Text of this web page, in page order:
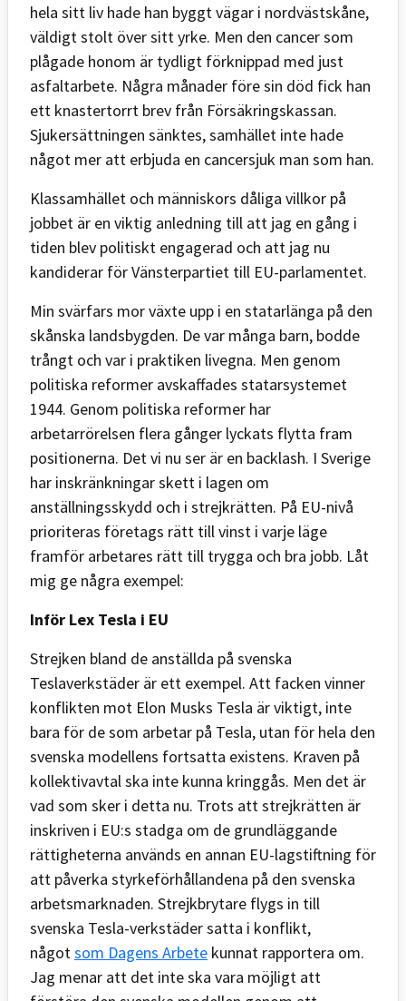
hela sitt liv hade han byggt vägar i nordvästskåne,
väldigt stolt över sitt yrke. Men den cancer som
plågade honom är tydligt förknippad med just
asfaltarbete. Några månader före sin död fick han
ett knastertorrt brev från Försäkringskassan.
Sjukersättningen sänktes, samhället inte hade
något mer att erbjuda en cancersjuk man som han.
Klassamhället och människors dåliga villkor på
jobbet är en viktig anledning till att jag en gång i
tiden blev politiskt engagerad och att jag nu
kandiderar för Vänsterpartiet till EU-parlamentet.
Min svärfars mor växte upp i en statarlänga på den
skånska landsbygden. De var många barn, bodde
trångt och var i praktiken livegna. Men genom
politiska reformer avskaffades statarsystemet
1944. Genom politiska reformer har
arbetarrörelsen flera gånger lyckats flytta fram
positionerna. Det vi nu ser är en backlash. I Sverige
har inskränkningar skett i lagen om
anställningsskydd och i strejkrätten. På EU-nivå
prioriteras företags rätt till vinst i varje läge
framför arbetares rätt till trygga och bra jobb. Låt
mig ge några exempel:
Inför Lex Tesla i EU
Strejken bland de anställda på svenska
Teslaverkstäder är ett exempel. Att facken vinner
konflikten mot Elon Musks Tesla är viktigt, inte
bara för de som arbetar på Tesla, utan för hela den
svenska modellens fortsatta existens. Kraven på
kollektivavtal ska inte kunna kringgås. Men det är
vad som sker i detta nu. Trots att strejkrätten är
inskriven i EU:s stadga om de grundläggande
rättigheterna används en annan EU-lagstiftning för
att påverka styrkeförhållandena på den svenska
arbetsmarknaden. Strejkbrytare flygs in till
svenska Tesla-verkstäder satta i konflikt,
något som Dagens Arbete kunnat rapportera om.
Jag menar att det inte ska vara möjligt att